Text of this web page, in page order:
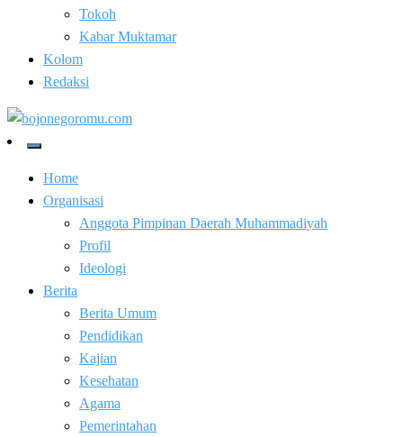
Tokoh
Kabar Muktamar
Kolom
Redaksi
bojonegoromu.com
Home
Organisasi
Anggota Pimpinan Daerah Muhammadiyah
Profil
Ideologi
Berita
Berita Umum
Pendidikan
Kajian
Kesehatan
Agama
Pemerintahan